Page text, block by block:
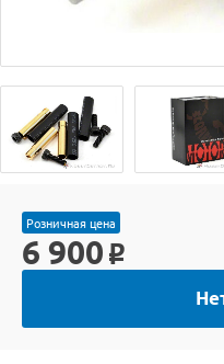
Розничная цена
6 900 o